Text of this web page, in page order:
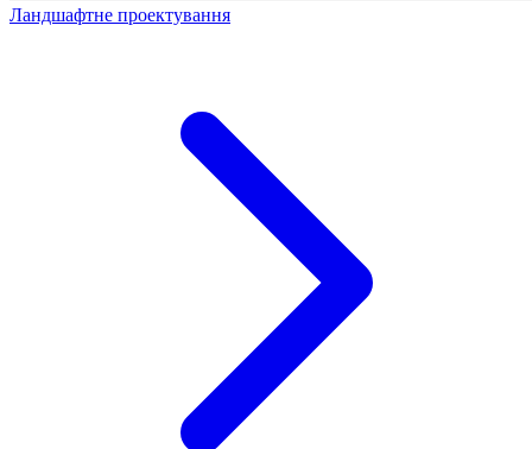
Ландшафтне проектування